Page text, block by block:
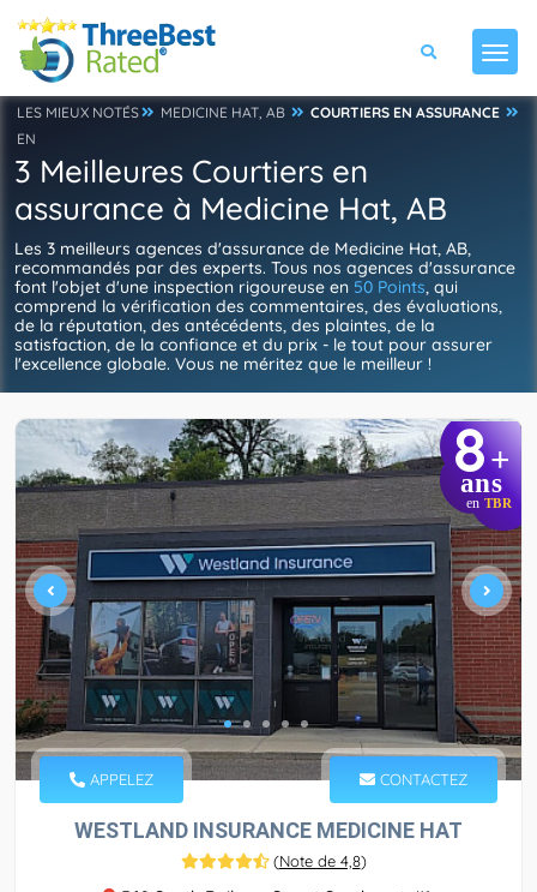
LES MIEUX NOTÉS MEDICINE HAT, AB
COURTIERS EN ASSURANCE
EN
3 Meilleures Courtiers en
assurance à Medicine Hat, AB
Les 3 meilleurs agences d'assurance de Medicine Hat, AB,
recommandés par des experts. Tous nos agences d'assurance
font l'objet d'une inspection rigoureuse en 50 Points, qui
comprend la vérification des commentaires, des évaluations,
de la réputation, des antécédents, des plaintes, de la
satisfaction, de la confiance et du prix - le tout pour assurer
l'excellence globale. Vous ne méritez que le meilleur !
8+
ans
en TBR
APPELEZ CONTACTEZ
WESTLAND INSURANCE MEDICINE HAT
(Note de 4,8)